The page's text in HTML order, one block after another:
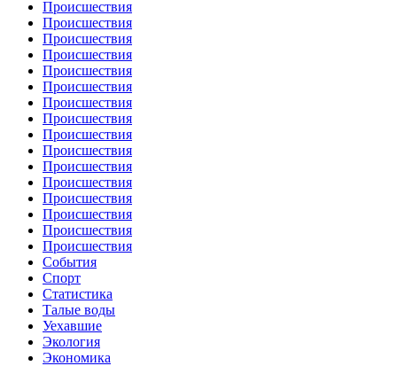
Происшествия
Происшествия
Происшествия
Происшествия
Происшествия
Происшествия
Происшествия
Происшествия
Происшествия
Происшествия
Происшествия
Происшествия
Происшествия
Происшествия
Происшествия
Происшествия
События
Спорт
Статистика
Талые воды
Уехавшие
Экология
Экономика